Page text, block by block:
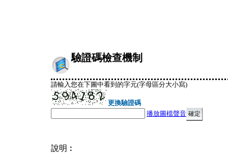
驗證碼檢查機制
請輸入您在下圖中看到的字元(字母區分大小寫)
更換驗證碼
播放圖檔聲音
說明︰